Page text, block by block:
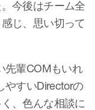
今後はチーム全
じ、思い切って
先輩COMもいれ
やすいDirectorの
、色んな相談に